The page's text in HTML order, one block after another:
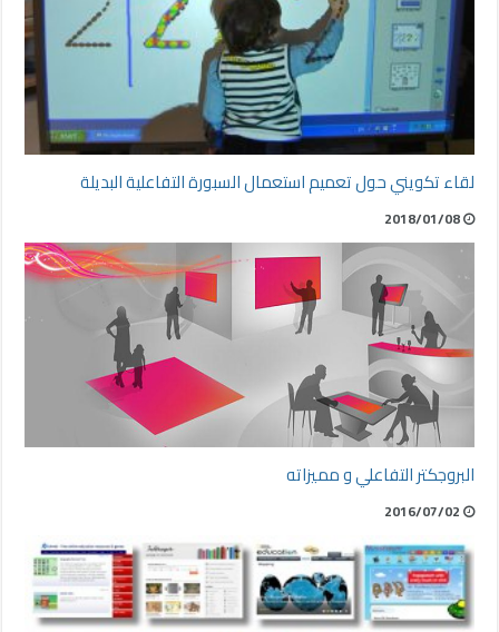
لقاء تكويني حول تعميم استعمال السبورة التفاعلية البديلة
2018/01/08
البروجكتر التفاعلي و مميزاته
2016/07/02